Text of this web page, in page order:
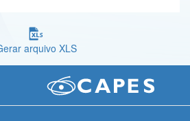
arquivo XLS